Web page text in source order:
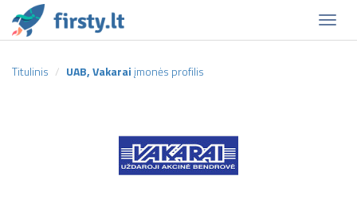
Titulinis UAB, Vakarai įmonės profilis